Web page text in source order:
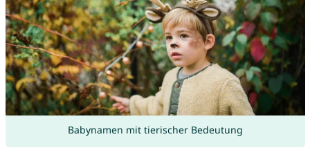
Babynamen mit tierischer Bedeutung